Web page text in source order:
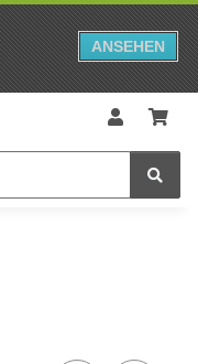
ANSEHEN